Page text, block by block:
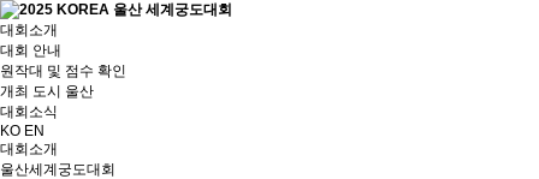
대회소개
대회 안내
원작대 및 점수 확인
개최 도시 울산
대회소식
KO EN
대회소개
울산세계궁도대회